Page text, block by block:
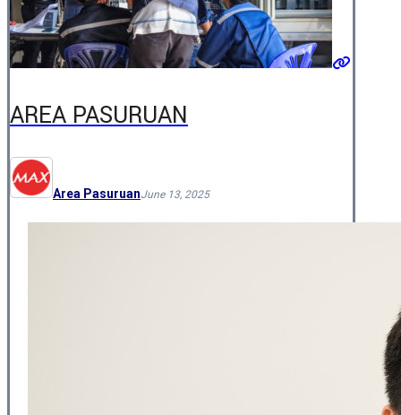
AREA PASURUAN
Area PasuruanJune 13, 2025